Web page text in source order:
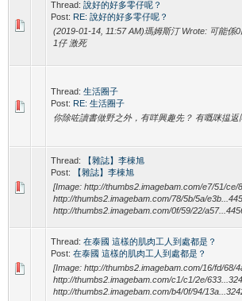
Thread: 說好的好多零仔呢？
Post: RE: 說好的好多零仔呢？
(2019-01-14, 11:57 AM)瑪姆斯汀 Wrote: 可能
1仔 激死
Thread: 生活圈子
Post: RE: 生活圈子
你除咗讀書做野之外，有咩興趣先？ 有嘅咪揾
Thread:
【雜誌】李棟旭
Post:
【雜誌】李棟旭
[Image: http://thumbs2.imagebam.com/e7/51/ce/
http://thumbs2.imagebam.com/78/5b/5a/
http://thumbs2.imagebam.com/0f/59/22/
Thread: 在泰國 這樣的肌肉工人到處都是？
Post: 在泰國 這樣的肌肉工人到處都是？
[Image: http://thumbs2.imagebam.com/16/fd/68/
http://thumbs2.imagebam.com/c1/c1/2e/
http://thumbs2.imagebam.com/b4/0f/94/